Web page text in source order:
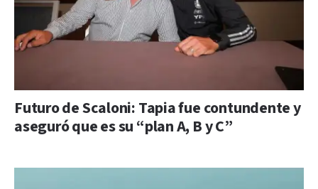
Futuro de Scaloni: Tapia fue contundente y
aseguró que es su “plan A, B y C”